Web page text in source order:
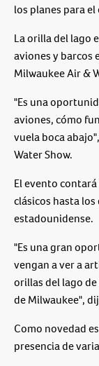
los planes para
La orilla del lago
aviones y barcos
Milwaukee Air &
"Es una
aviones, cómo
vuela boca
Water Show.
El evento
clásicos hasta
estadounidense.
"Es una gran
vengan a ver a
orillas del lago
de Milwaukee",
Como novedad
presencia de